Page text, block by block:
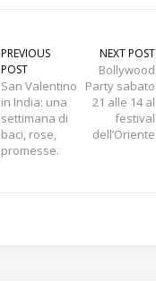
PREVIOUS
POST
San Valentino
in India: una
settimana di
baci, rose,
promesse.
NEXT POST
Bollywood
Party sabato
21 alle 14 al
festival
dell’Oriente